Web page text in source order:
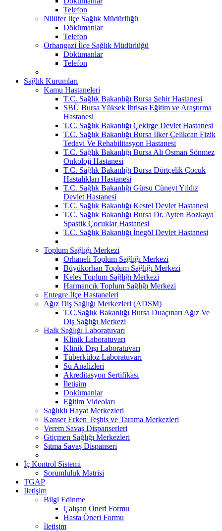
Telefon
Nilüfer İlçe Sağlık Müdürlüğü
Dökümanlar
Telefon
Orhangazi İlçe Sağlık Müdürlüğü
Dökümanlar
Telefon
Sağlık Kurumları
Kamu Hastaneleri
T.C. Sağlık Bakanlığı Bursa Şehir Hastanesi
SBÜ Bursa Yüksek İhtisas Eğitim ve Araştırma
Hastanesi
T.C. Sağlık Bakanlığı Çekirge Devlet Hastanesi
T.C. Sağlık Bakanlığı Bursa İlker Çelikcan Fizik
Tedavi Ve Rehabilitasyon Hastanesi
T.C. Sağlık Bakanlığı Bursa Ali Osman Sönmez
Onkoloji Hastanesi
T.C. Sağlık Bakanlığı Bursa Dörtçelik Çocuk
Hastalıkları Hastanesi
T.C. Sağlık Bakanlığı Gürsu Cüneyt Yıldız
Devlet Hastanesi
T.C. Sağlık Bakanlığı Kestel Devlet Hastanesi
T.C. Sağlık Bakanlığı Bursa Dr. Ayten Bozkaya
Spastik Çocuklar Hastanesi
T.C. Sağlık Bakanlığı İnegöl Devlet Hastanesi
Toplum Sağlığı Merkezi
Orhaneli Toplum Sağlığı Merkezi
Büyükorhan Toplum Sağlığı Merkezi
Keles Toplum Sağlığı Merkezi
Harmancık Toplum Sağlığı Merkezi
Entegre İlçe Hastaneleri
Ağız Diş Sağlığı Merkezleri (ADSM)
T.C.Sağlık Bakanlığı Bursa Duaçınarı Ağız Ve
Diş Sağlığı Merkezi
Halk Sağlığı Laboratuvarı
Klinik Laboratuvarı
Klinik Dışı Laboratuvarı
Tüberküloz Laboratuvarı
Su Analizleri
Akreditasyon Sertifikası
İletişim
Dokümanlar
Eğitim Videoları
Sağlıklı Hayat Merkezleri
Kanser Erken Teşhis ve Tarama Merkezleri
Verem Savaş Dispanserleri
Göçmen Sağlığı Merkezleri
Sıtma Savaş Dispanseri
İç Kontrol Sistemi
Sorumluluk Matrisi
TGAP
İletişim
Bilgi Edinme
Çalışan Öneri Formu
Hasta Öneri Formu
İletişim